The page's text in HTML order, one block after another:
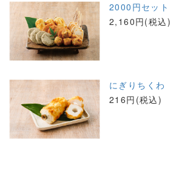
2000円セット
2,160円(税込)
にぎりちくわ
216円(税込)